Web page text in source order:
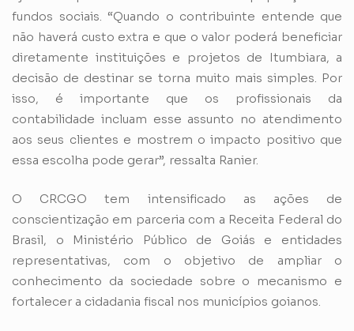
fundos sociais. “Quando o contribuinte entende que
não haverá custo extra e que o valor poderá beneficiar
diretamente instituições e projetos de Itumbiara, a
decisão de destinar se torna muito mais simples. Por
isso, é importante que os profissionais da
contabilidade incluam esse assunto no atendimento
aos seus clientes e mostrem o impacto positivo que
essa escolha pode gerar”, ressalta Ranier.
O CRCGO tem intensificado as ações de
conscientização em parceria com a Receita Federal do
Brasil, o Ministério Público de Goiás e entidades
representativas, com o objetivo de ampliar o
conhecimento da sociedade sobre o mecanismo e
fortalecer a cidadania fiscal nos municípios goianos.